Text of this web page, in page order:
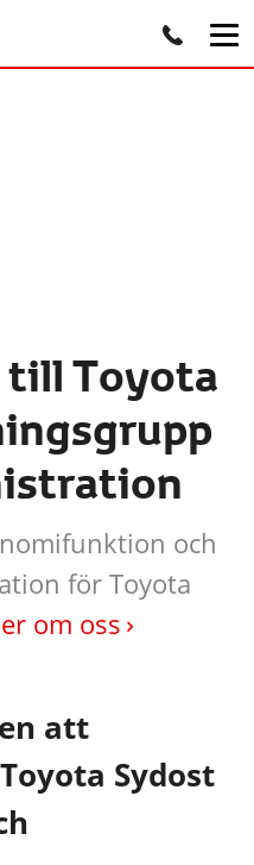
till Toyota
och
för Toyota
om oss
att
Sydost